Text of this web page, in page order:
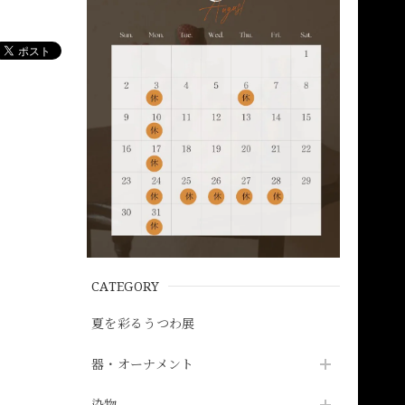
CATEGORY
夏を彩るうつわ展
器・オーナメント